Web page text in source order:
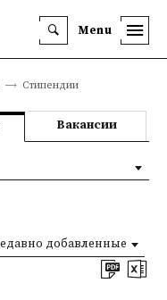
Menu
Стипендии
Вакансии
добавленные